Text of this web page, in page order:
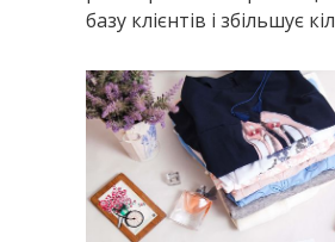
базу клієнтів і збільшує